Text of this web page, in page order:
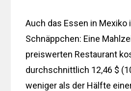
Auch das Essen in Mexiko
Schnäppchen: Eine
preiswerten Restaurant
durchschnittlich 12,46 $
weniger als der Hälfte